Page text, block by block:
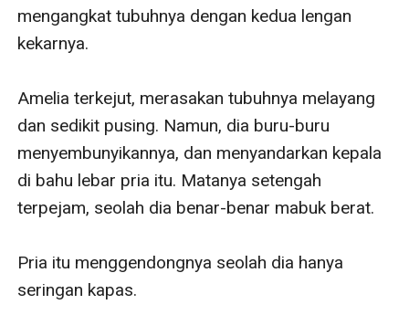
mengangkat tubuhnya dengan kedua lengan
kekarnya.
Amelia terkejut, merasakan tubuhnya melayang
dan sedikit pusing. Namun, dia buru-buru
menyembunyikannya, dan menyandarkan kepala
di bahu lebar pria itu. Matanya setengah
terpejam, seolah dia benar-benar mabuk berat.
Pria itu menggendongnya seolah dia hanya
seringan kapas.